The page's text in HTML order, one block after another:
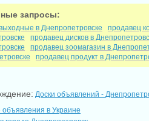
запросы:
в Днепропетровске продавец
продавец дисков в
продавец зоомагазин в
продавец продукт в
Доски объявлений -
в Украине